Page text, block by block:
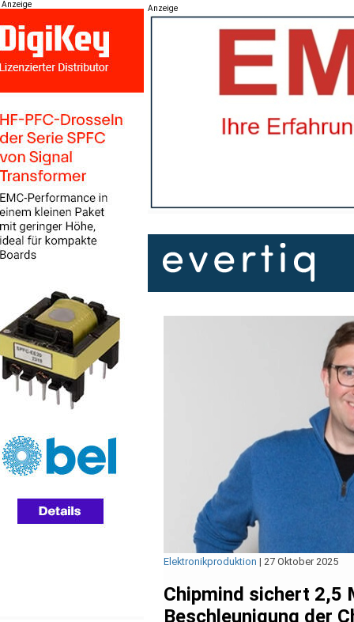
Anzeige Anzeige
Elektronikproduktion | 27 Oktober 2025
Chipmind sichert 2,5
Beschleunigung der